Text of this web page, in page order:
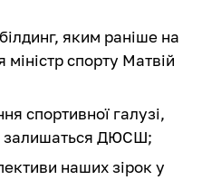
яким раніше на
міністр спорту Матвій
спортивної галузі,
залишаться ДЮСШ;
наших зірок у